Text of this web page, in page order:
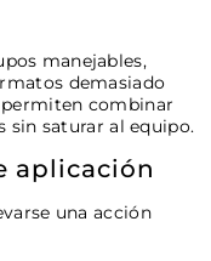
manejables,
demasiado
permiten combinar
sin saturar al equipo.
aplicación
una acción